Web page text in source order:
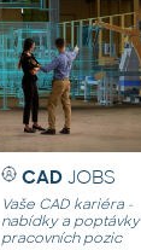
CAD JOBS
Vaše CAD kariéra -
nabídky a poptávky
pracovních pozic